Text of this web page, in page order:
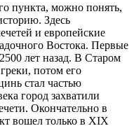
пункта, можно понять,
Здесь
и европейские
Востока. Первые
лет назад. В Старом
потом его
стал частью
город захватили
Окончательно в
вошел только в XIX